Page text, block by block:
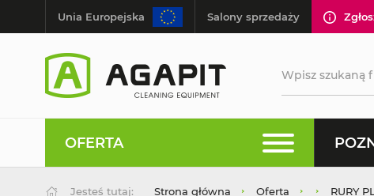
Unia Europejska Salony sprzedaży
OFERTA
Jesteś tutaj: Strona główna Oferta RURY